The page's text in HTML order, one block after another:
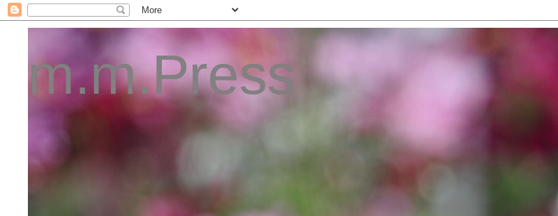
m.m.Press